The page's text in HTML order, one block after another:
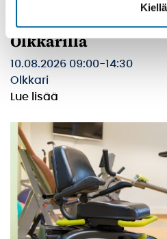
Kiellä
Ikaalisten
Olkkarilla
10.08.2026 09:00-14:30
Olkkari
Lue lisää